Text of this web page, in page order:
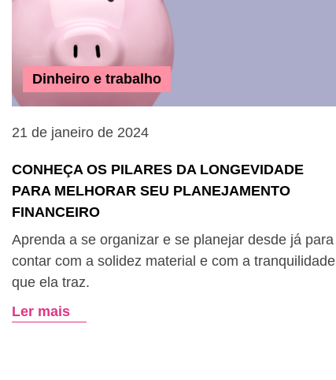
Dinheiro e trabalho
21 de janeiro de 2024
CONHEÇA OS PILARES DA LONGEVIDADE
PARA MELHORAR SEU PLANEJAMENTO
FINANCEIRO
Aprenda a se organizar e se planejar desde já para
contar com a solidez material e com a tranquilidade
que ela traz.
Ler mais